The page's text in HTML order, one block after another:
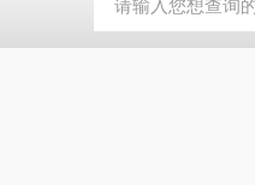
仪PC控制ELISA酶标仪 法